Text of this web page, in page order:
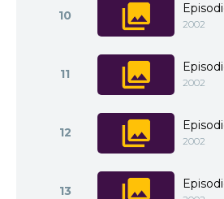
10
2002
11
2002
12
2002
13